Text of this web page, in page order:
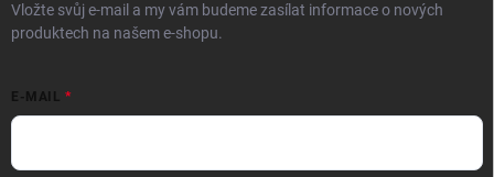
Vložte svůj e-mail a my vám budeme zasílat informace o nových
produktech na našem e-shopu.
E-MAIL